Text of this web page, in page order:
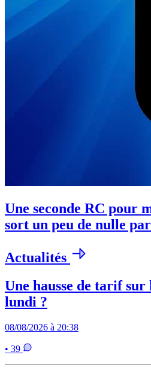
Une seconde RC pour
sort un peu de nulle
Actualités
Une hausse de tarif sur
lundi ?
08/08/2026 à 20:38
• 39